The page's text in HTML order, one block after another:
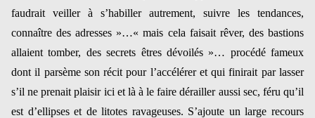
faudrait veiller à s’habiller autrement, suivre les tendances,
connaître des adresses »…« mais cela faisait rêver, des bastions
allaient tomber, des secrets êtres dévoilés »… procédé fameux
dont il parsème son récit pour l’accélérer et qui finirait par lasser
s’il ne prenait plaisir ici et là à le faire dérailler aussi sec, féru qu’il
est d’ellipses et de litotes ravageuses. S’ajoute un large recours